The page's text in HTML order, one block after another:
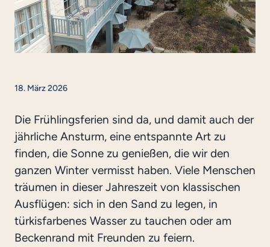
18. März 2026
Die Frühlingsferien sind da, und damit auch der
jährliche Ansturm, eine entspannte Art zu
finden, die Sonne zu genießen, die wir den
ganzen Winter vermisst haben. Viele Menschen
träumen in dieser Jahreszeit von klassischen
Ausflügen: sich in den Sand zu legen, in
türkisfarbenes Wasser zu tauchen oder am
Beckenrand mit Freunden zu feiern.